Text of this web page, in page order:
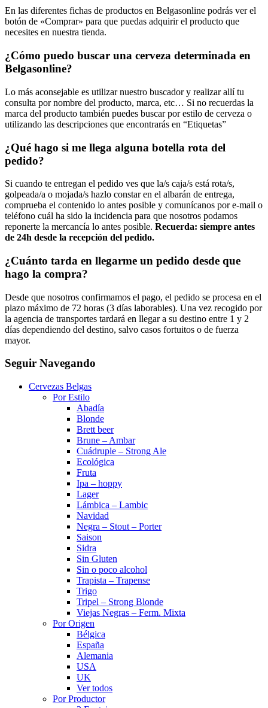
En las diferentes fichas de productos en Belgasonline podrás ver el
botón de «Comprar» para que puedas adquirir el producto que
necesites en nuestra tienda.
¿Cómo puedo buscar una cerveza determinada en
Belgasonline?
Lo más aconsejable es utilizar nuestro buscador y realizar allí tu
consulta por nombre del producto, marca, etc… Si no recuerdas la
marca del producto también puedes buscar por estilo de cerveza o
utilizando las descripciones que encontrarás en “Etiquetas”
¿Qué hago si me llega alguna botella rota del
pedido?
Si cuando te entregan el pedido ves que la/s caja/s está rota/s,
golpeada/a o mojada/s hazlo constar en el albarán de entrega,
comprueba el contenido lo antes posible y comunícanos por e-mail o
teléfono cuál ha sido la incidencia para que nosotros podamos
reponerte la mercancía lo antes posible. Recuerda: siempre antes
de 24h desde la recepción del pedido.
¿Cuánto tarda en llegarme un pedido desde que
hago la compra?
Desde que nosotros confirmamos el pago, el pedido se procesa en el
plazo máximo de 72 horas (3 días laborables). Una vez recogido por
la agencia de transportes tardará en llegar a su destino entre 1 y 2
días dependiendo del destino, salvo casos fortuitos o de fuerza
mayor.
Seguir Navegando
Cervezas Belgas
Por Estilo
Abadía
Blonde
Brett beer
Brune – Ambar
Cuádruple – Strong Ale
Ecológica
Fruta
Ipa – hoppy
Lager
Lámbica – Lambic
Navidad
Negra – Stout – Porter
Saison
Sidra
Sin Gluten
Sin o poco alcohol
Trapista – Trapense
Trigo
Tripel – Strong Blonde
Viejas Negras – Ferm. Mixta
Por Origen
Bélgica
España
Alemania
USA
UK
Ver todos
Por Productor